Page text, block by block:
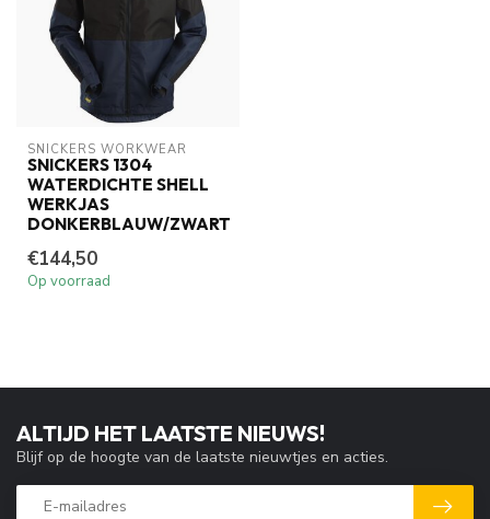
SNICKERS WORKWEAR
SNICKERS 1304
WATERDICHTE SHELL
WERKJAS
DONKERBLAUW/ZWART
€144,50
Op voorraad
ALTIJD HET LAATSTE NIEUWS!
Blijf op de hoogte van de laatste nieuwtjes en acties.